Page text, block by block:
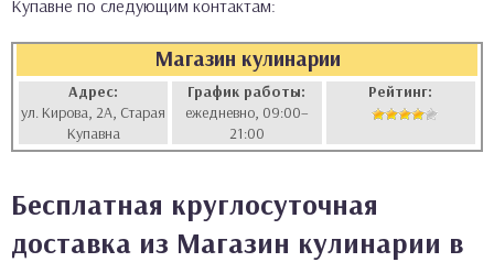
Купавне по следующим контактам:
Магазин кулинарии
Адрес:
ул. Кирова, 2А, Старая
Купавна
График работы:
ежедневно, 09:00–
21:00
Рейтинг:
Бесплатная круглосуточная
доставка из Магазин кулинарии в